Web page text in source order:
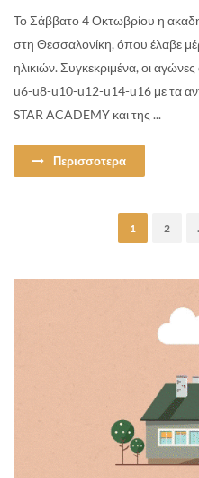
Το Σάββατο 4 Οκτωβρίου η
στη Θεσσαλονίκη, όπου έλαβε
ηλικιών. Συγκεκριμένα, οι
u6-u8-u10-u12-u14-u16 με τα
STAR ACADEMY και της ...
Περισσοτερα
1 2